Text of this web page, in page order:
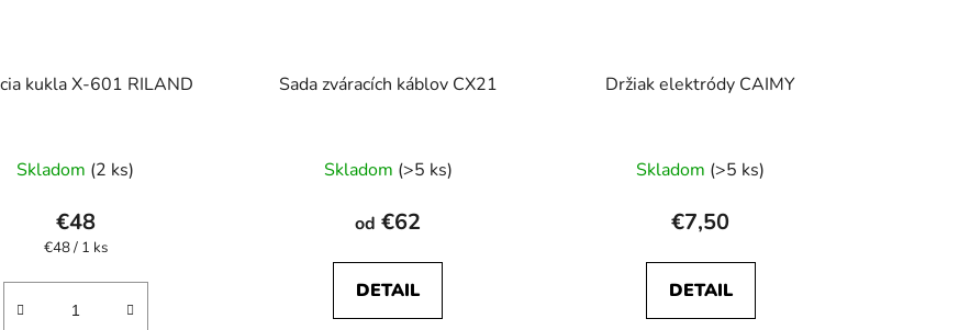
kukla X-601 RILAND
hodnotenie
produktu
je
z
Skladom (2 ks)
€48
Jednotková
€48 / 1 ks
Sada zváracích káblov CX21
Skladom (>5 ks)
od €62
DETAIL
Držiak elektródy CAIMY
Skladom (>5 ks)
€7,50
DETAIL